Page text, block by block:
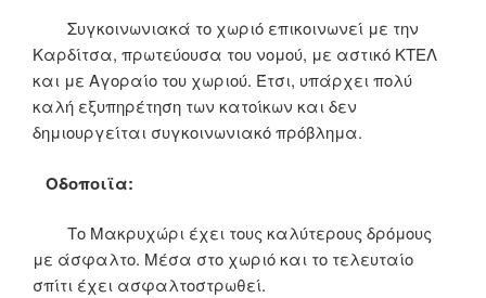
Συγκοινωνιακά το χωριό επικοινωνεί με την
Καρδίτσα, πρωτεύουσα του νομού, με αστικό ΚΤΕΛ
και με Αγοραίο του χωριού. Έτσι, υπάρχει πολύ
καλή εξυπηρέτηση των κατοίκων και δεν
δημιουργείται συγκοινωνιακό πρόβλημα.
Οδοποιϊα:
Το Μακρυχώρι έχει τους καλύτερους δρόμους
με άσφαλτο. Μέσα στο χωριό και το τελευταίο
σπίτι έχει ασφαλτοστρωθεί.